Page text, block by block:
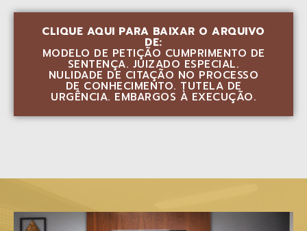
CLIQUE AQUI PARA BAIXAR O ARQUIVO
DE:
MODELO DE PETIÇÃO CUMPRIMENTO DE
SENTENÇA. JUIZADO ESPECIAL.
NULIDADE DE CITAÇÃO NO PROCESSO
DE CONHECIMENTO. TUTELA DE
URGÊNCIA. EMBARGOS À EXECUÇÃO.